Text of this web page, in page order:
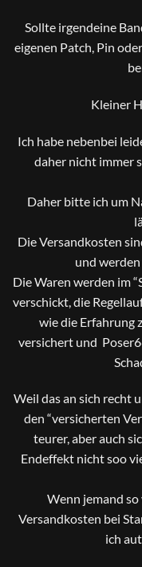
Sollte irgendeine
eigenen Patch, Pin
Kleiner
Ich habe nebenbei
daher nicht immer
Daher bitte ich um
Die Versandkosten
und
Die Waren werden im
verschickt, die
wie die Erfahrung
versichert und
Weil das an sich recht
den “versicherten
teurer, aber auch
Endeffekt nicht soo
Wenn jemand
Versandkosten bei
ich